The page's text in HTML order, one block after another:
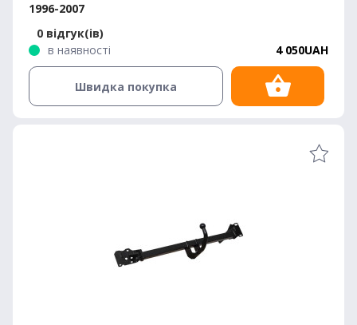
1996-2007
0 відгук(ів)
в наявності
4 050UAH
Швидка покупка